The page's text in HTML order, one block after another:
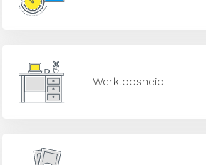
Werkloosheid